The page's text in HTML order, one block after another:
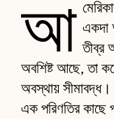
আ একদা
তীব্র
অবশিষ্ট আছে, তা
অবস্থায় সীমাবদ্ধ।
এক পরিণতির কাছে